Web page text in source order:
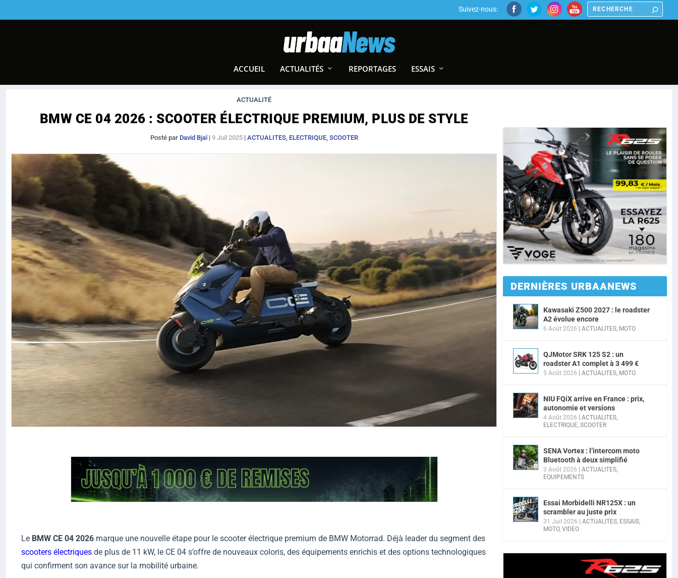
Suivez-nous:
ACCUEIL ACTUALITÉS REPORTAGES ESSAIS
ACTUALITÉ
BMW CE 04 2026 : SCOOTER ÉLECTRIQUE PREMIUM, PLUS DE STYLE
Posté par David Bjaï| 9 Juil 2025| ACTUALITES, ELECTRIQUE, SCOOTER
Le BMW CE 04 2026 marque une nouvelle étape pour le scooter électrique premium de BMW Motorrad. Déjà leader du segment des
scooters électriques de plus de 11 kW, le CE 04 s’offre de nouveaux coloris, des équipements enrichis et des options technologiques
qui confirment son avance sur la mobilité urbaine.
DERNIÈRES URBAANEWS
Kawasaki Z500 2027 : le roadster
A2 évolue encore
6 Août 2026 | ACTUALITES MOTO
QJMotor SRK 125 S2 : un
roadster A1 complet à 3 499 €
5 Août 2026 | ACTUALITES MOTO
NIU FQiX arrive en France : prix,
autonomie et versions
4 Août 2026 | ACTUALITES
ELECTRIQUE SCOOTER
SENA Vortex : l’intercom moto
Bluetooth à deux simplifié
3 Août 2026 | ACTUALITES
EQUIPEMENTS
Essai Morbidelli NR125X : un
scrambler au juste prix
31 Juil 2026 | ACTUALITES ESSAIS
MOTO, VIDEO